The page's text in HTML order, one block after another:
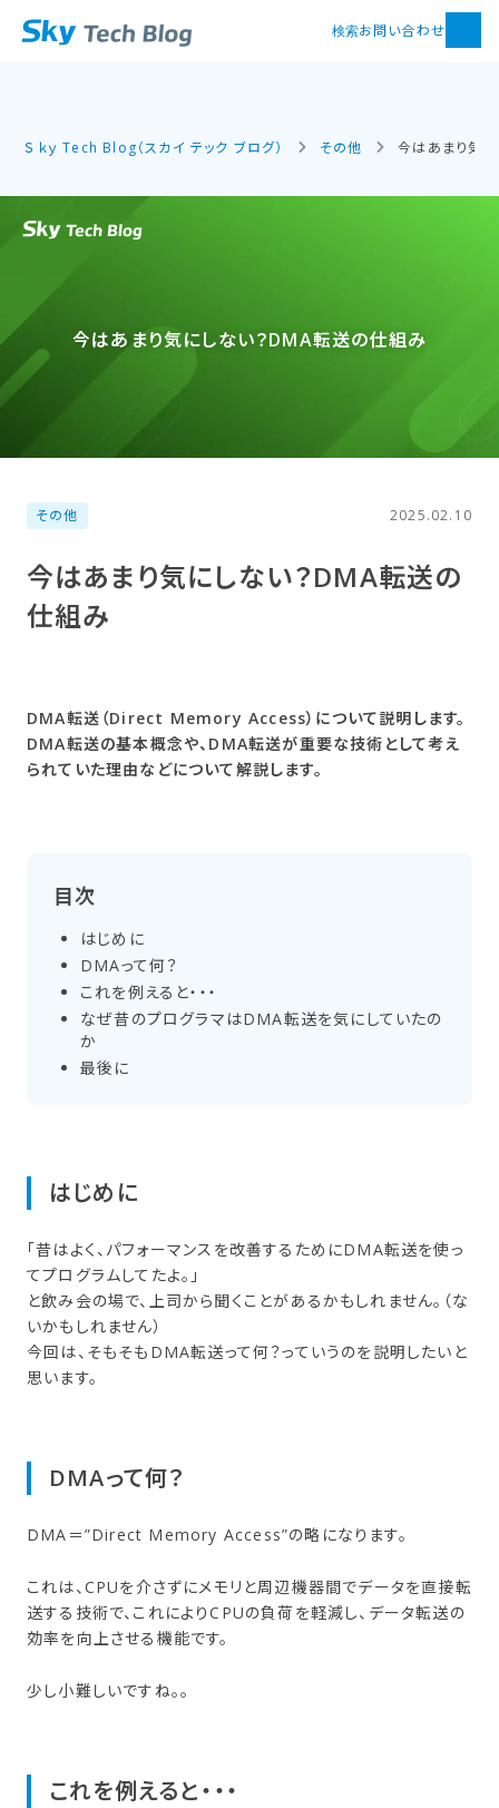
検索お問い合わせ
Ｓｋｙ Tech Blog（スカイ テック ブログ） その他 今はあまり気
今は​あまり​気に​しない？​DMA転送の​仕組み
その他 2025.02.10
今は​あまり​気に​しない？​DMA転送の​
仕組み
DMA転送（Direct Memory Access）について説明します。
DMA転送の基本概念や、DMA転送が重要な技術として考え
られていた理由などについて解説します。
目次
はじめに
DMAって​何？
これを​例えると・・・
な​ぜ昔の​プログラマは​DMA転送を​気に​していたの
か
最後に
はじめに
「昔はよく、パフォーマンスを改善するためにDMA転送を使っ
てプログラムしてたよ。」
と飲み会の場で、上司から聞くことがあるかもしれません。（な
いかもしれません）
今回は、そもそもDMA転送って何？っていうのを説明したいと
思います。
DMAって​何？
DMA＝”Direct Memory Access”の略になります。
これは、CPUを介さずにメモリと周辺機器間でデータを直接転
送する技術で、これによりCPUの負荷を軽減し、データ転送の
効率を向上させる機能です。
少し小難しいですね。。
これを​例えると・・・